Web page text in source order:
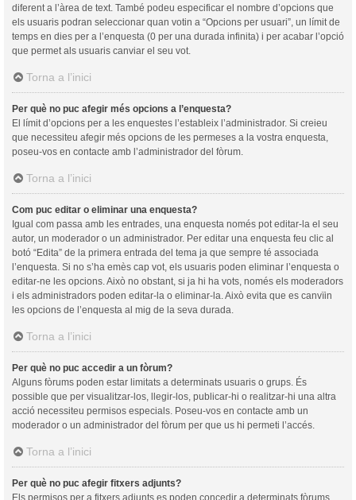
diferent a l’àrea de text. També podeu especificar el nombre d’opcions que
els usuaris podran seleccionar quan votin a “Opcions per usuari”, un límit de
temps en dies per a l’enquesta (0 per una durada infinita) i per acabar l’opció
que permet als usuaris canviar el seu vot.
Torna a l’inici
Per què no puc afegir més opcions a l’enquesta?
El límit d’opcions per a les enquestes l’estableix l’administrador. Si creieu
que necessiteu afegir més opcions de les permeses a la vostra enquesta,
poseu-vos en contacte amb l’administrador del fòrum.
Torna a l’inici
Com puc editar o eliminar una enquesta?
Igual com passa amb les entrades, una enquesta només pot editar-la el seu
autor, un moderador o un administrador. Per editar una enquesta feu clic al
botó “Edita” de la primera entrada del tema ja que sempre té associada
l’enquesta. Si no s’ha emès cap vot, els usuaris poden eliminar l’enquesta o
editar-ne les opcions. Això no obstant, si ja hi ha vots, només els moderadors
i els administradors poden editar-la o eliminar-la. Això evita que es canvïin
les opcions de l’enquesta al mig de la seva durada.
Torna a l’inici
Per què no puc accedir a un fòrum?
Alguns fòrums poden estar limitats a determinats usuaris o grups. És
possible que per visualitzar-los, llegir-los, publicar-hi o realitzar-hi una altra
acció necessiteu permisos especials. Poseu-vos en contacte amb un
moderador o un administrador del fòrum per que us hi permeti l’accés.
Torna a l’inici
Per què no puc afegir fitxers adjunts?
Els permisos per a fitxers adjunts es poden concedir a determinats fòrums,